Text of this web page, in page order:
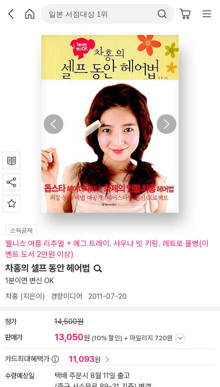
소득공제
웰니스 여름 리추얼 + 에그 트레이. 사우나 빗 키링. 레트로 물병(이
벤트 도서 2만원 이상)
차홍의 셀프 동안 헤어법
1분이면 변신 OK
차홍 (지은이) 경향미디어 2011-07-20
정가 14,500원
판매가 13,050원 (10% 할인) + 마일리지 720원
카드최대혜택가 11,093원
수령예상일
택배 주문시 8월 11일 출고